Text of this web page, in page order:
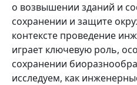
о возвышении зданий и
сохранении и защите
контексте проведение
играет ключевую роль,
сохранении
исследуем, как